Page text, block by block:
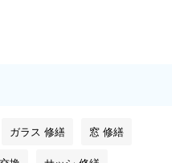
ガラス 修繕 窓 修繕